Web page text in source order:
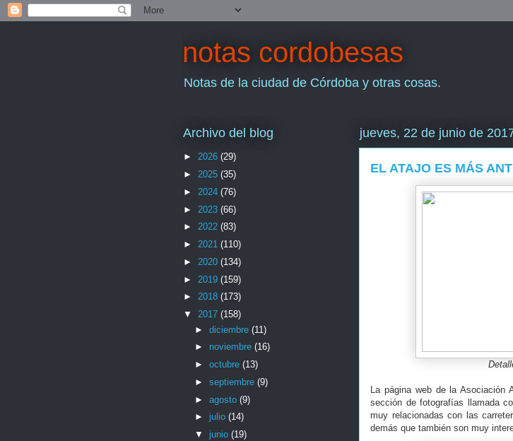
notas cordobesas
Notas de la ciudad de Córdoba y otras cosas.
jueves, 22 de junio de
EL ATAJO ES MÁS
La página web de la Asociación
sección de fotografías llamada
muy relacionadas con las
demás que también son muy
Archivo del blog
► 2026 (29)
► 2025 (35)
► 2024 (76)
► 2023 (66)
► 2022 (83)
► 2021 (110)
► 2020 (134)
► 2019 (159)
► 2018 (173)
▼ 2017 (158)
► diciembre (11)
► noviembre (16)
► octubre (13)
► septiembre (9)
► agosto (9)
► julio (14)
▼ junio (19)